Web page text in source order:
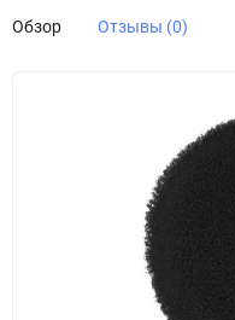
Обзор Отзывы (0)